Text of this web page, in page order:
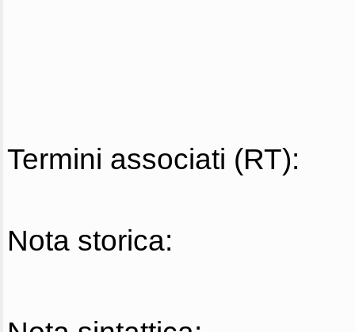
Termini associati (RT):
Nota storica: